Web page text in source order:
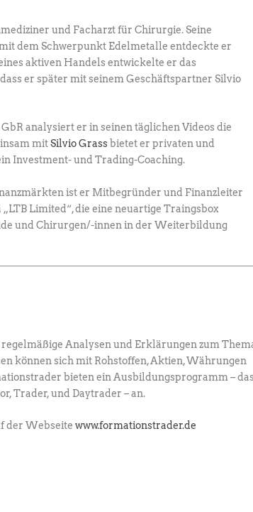
und Facharzt für Chirurgie. ­Seine
dem Schwerpunkt Edel­metalle entdeckte er
aktiven Handels entwickelte er das
er später mit seinem Geschäftspartner Silvio
GbR analysiert er in seinen täglichen ­Videos die
mitSilvio Grass ­bietet er privaten und
Investment- und ­Trading-Coaching.
ist er Mitbegründer und Finanzleiter
Limited“, die eine neuartige Traingsbox
und Chirurgen/-innen in der Weiterbildung
Analysen und Erklärungen zum
können sich mit Rohstoffen, Aktien, Währungen
bieten ein Ausbildungsprogramm – das
Trader, und Daytrader – an.
der Webseite www.formationstrader.de